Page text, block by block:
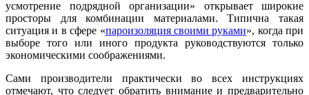
усмотрение подрядной организации» открывает широкие
просторы для комбинации материалами. Типична такая
ситуация и в сфере «пароизоляция своими руками», когда при
выборе того или иного продукта руководствуются только
экономическими соображениями.
Сами производители практически во всех инструкциях
отмечают, что следует обратить внимание и предварительно